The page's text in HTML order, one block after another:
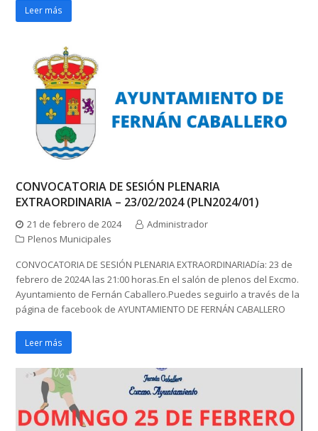
Leer más
CONVOCATORIA DE SESIÓN PLENARIA
EXTRAORDINARIA – 23/02/2024 (PLN2024/01)
21 de febrero de 2024
Administrador
Plenos Municipales
CONVOCATORIA DE SESIÓN PLENARIA EXTRAORDINARIADía: ️23 ️de
febrero de 2024A las 21:00 horas.En el salón de plenos del Excmo.
Ayuntamiento de Fernán Caballero.Puedes seguirlo a través de la
página de facebook de AYUNTAMIENTO DE FERNÁN CABALLERO
Leer más